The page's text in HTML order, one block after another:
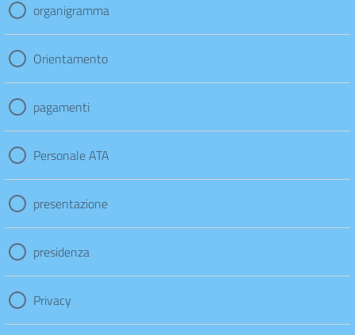
organigramma
Orientamento
pagamenti
Personale ATA
presentazione
presidenza
Privacy